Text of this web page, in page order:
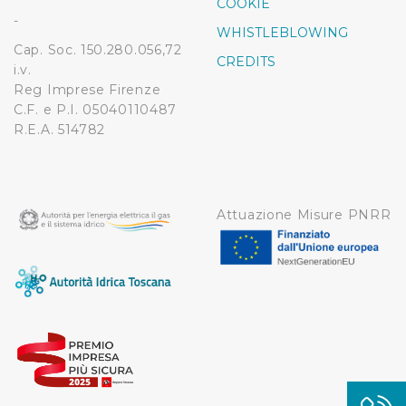
modificare o ritirare il tuo consenso in qualsiasi momento
Utilizziamo dei cookie tecnici necessari per rendere
fruibile il sito web abilitandone funzionalità di base quali
la navigazione sulle pagine e l'accesso alle aree
traffico sul nostro sito web, per personalizzare
contenuti ed annunci e per fornire funzionalità dei social
media, condividendo informazioni sul modo in cui
l’Utente utilizza il nostro sito con i nostri partner. Tali
soggetti, che si occupano di analisi dei dati web,
informazioni ricevute con altre informazioni che l’Utente
ha fornito loro o che hanno raccolto dal suo utilizzo dei
loro servizi.
-
Cap. Soc. 150.280.056,72
i.v.
Reg Imprese Firenze
C.F. e P.I. 05040110487
R.E.A. 514782
COOKIE
WHISTLEBLOWING
CREDITS
Attuazione Misure PNRR